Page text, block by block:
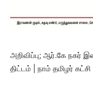
அறிவிப்பு; ஆர்.கே நகர்
திட்டம் | நாம் தமிழர் கட்சி